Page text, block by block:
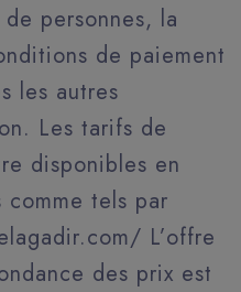
personnes, la
de paiement
les autres
Les tarifs de
disponibles en
tels par
L’offre
des prix est